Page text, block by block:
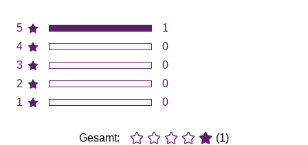
5
4
3
2
1
1
0
0
0
0
Gesamt: (1)